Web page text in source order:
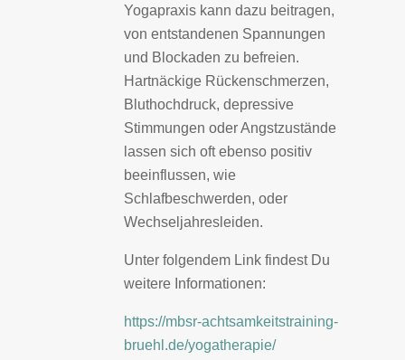
Yogapraxis kann dazu beitragen,
von entstandenen Spannungen
und Blockaden zu befreien.
Hartnäckige Rückenschmerzen,
Bluthochdruck, depressive
Stimmungen oder Angstzustände
lassen sich oft ebenso positiv
beeinflussen, wie
Schlafbeschwerden, oder
Wechseljahresleiden.
Unter folgendem Link findest Du
weitere Informationen:
https://mbsr-achtsamkeitstraining-
bruehl.de/yogatherapie/